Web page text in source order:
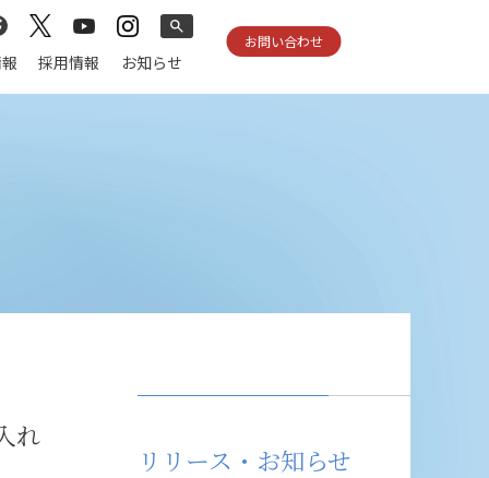
採用情報 お知らせ
お問い合わせ
れ
リリース・お知らせ